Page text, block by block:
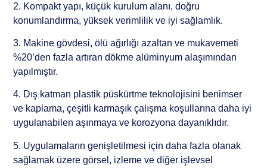
2. Kompakt yapı, küçük kurulum alanı, doğru
konumlandırma, yüksek verimlilik ve iyi sağlamlık.
3. Makine gövdesi, ölü ağırlığı azaltan ve mukavemeti
%20’den fazla artıran dökme alüminyum alaşımından
yapılmıştır.
4. Dış katman plastik püskürtme teknolojisini benimser
ve kaplama, çeşitli karmaşık çalışma koşullarına daha iyi
uygulanabilen aşınmaya ve korozyona dayanıklıdır.
5. Uygulamaların genişletilmesi için daha fazla olanak
sağlamak üzere görsel, izleme ve diğer işlevsel